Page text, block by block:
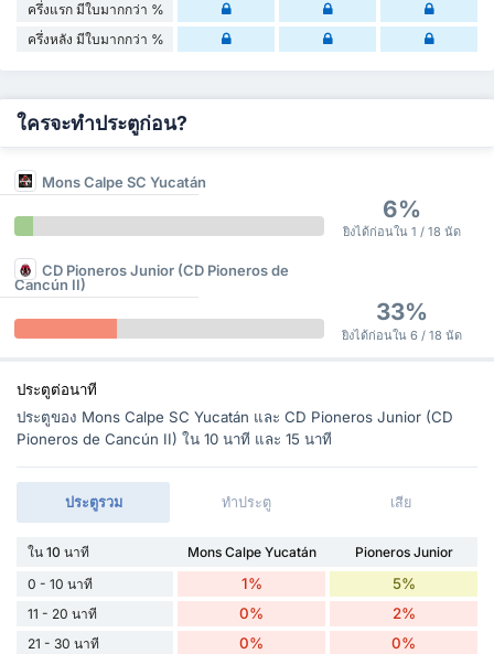
ครึ่งแรก มีใบมากกว่า %
ครึ่งหลัง มีใบมากกว่า %
ใครจะทำประตูก่อน?
Mons Calpe SC Yucatán
6%
ยิงได้ก่อนใน 1 / 18 นัด
CD Pioneros Junior (CD Pioneros de
Cancún II)
33%
ยิงได้ก่อนใน 6 / 18 นัด
ประตูต่อนาที
ประตูของ Mons Calpe SC Yucatán และ CD Pioneros Junior (CD
Pioneros de Cancún II) ใน 10 นาที และ 15 นาที
ประตูรวม ทำประตู เสีย
ใน 10 นาที Mons Calpe Yucatán
Pioneros Junior
0 - 10 นาที
1% 5%
11 - 20 นาที 0% 2%
21 - 30 นาที 0% 0%